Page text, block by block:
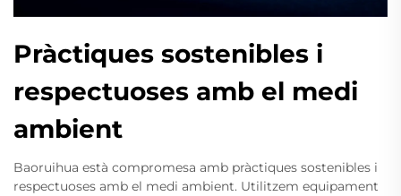
Pràctiques sostenibles i
respectuoses amb el medi
ambient
Baoruihua està compromesa amb pràctiques sostenibles i
respectuoses amb el medi ambient. Utilitzem equipament